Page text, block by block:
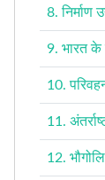
8. निर्माण
9. भारत के
10.
11.
12.